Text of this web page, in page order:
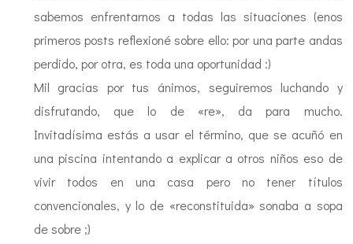
sabemos enfrentarnos a todas las situaciones (enos
primeros posts reflexioné sobre ello: por una parte andas
perdido, por otra, es toda una oportunidad :)
Mil gracias por tus ánimos, seguiremos luchando y
disfrutando, que lo de «re», da para mucho.
Invitadísima estás a usar el término, que se acuñó en
una piscina intentando a explicar a otros niños eso de
vivir todos en una casa pero no tener títulos
convencionales, y lo de «reconstituida» sonaba a sopa
de sobre ;)